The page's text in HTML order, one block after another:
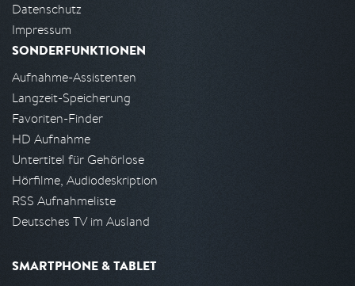
Datenschutz
Impressum
SONDERFUNKTIONEN
Aufnahme-Assistenten
Langzeit-Speicherung
Favoriten-Finder
HD Aufnahme
Untertitel für Gehörlose
Hörfilme, Audiodeskription
RSS Aufnahmeliste
Deutsches TV im Ausland
SMARTPHONE & TABLET